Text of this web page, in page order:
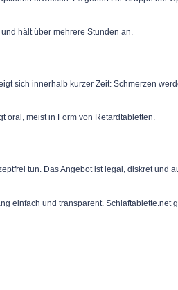
hält über mehrere Stunden an.
sich innerhalb kurzer Zeit: Schmerzen
oral, meist in Form von Retardtabletten.
tun. Das Angebot ist legal, diskret und
einfach und transparent. Schlaftablette.net